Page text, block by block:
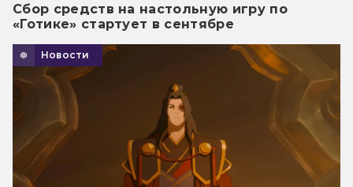
Сбор средств на настольную игру по
«Готике» стартует в сентябре
Новости